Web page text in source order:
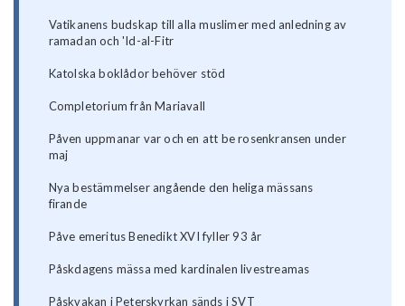
Vatikanens budskap till alla muslimer med anledning av
ramadan och 'Id-al-Fitr
Katolska boklådor behöver stöd
Completorium från Mariavall
Påven uppmanar var och en att be rosenkransen under
maj
Nya bestämmelser angående den heliga mässans
firande
Påve emeritus Benedikt XVI fyller 93 år
Påskdagens mässa med kardinalen livestreamas
Påskvakan i Peterskyrkan sänds i SVT